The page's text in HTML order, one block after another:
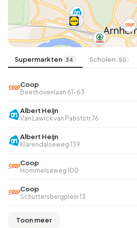
Supermarkten 34 Scholen 50
Coop
Beethovenlaan 61-63
Albert Heijn
Van Lawick van Pabststr 76
Albert Heijn
Klarendalseweg 139
Coop
Hommelseweg 100
Coop
Schuttersbergplein 13
Toon meer